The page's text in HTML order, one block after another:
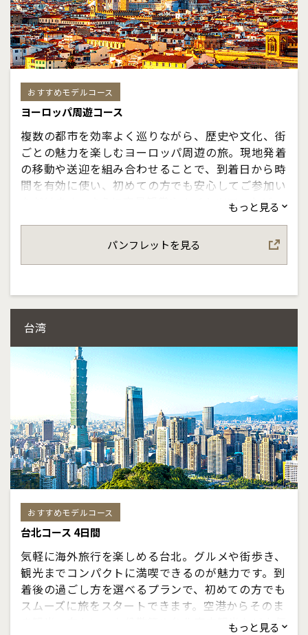
おすすめモデルコース
ヨーロッパ周遊コース
複数の都市を効率よく巡りながら、歴史や文化、街
ごとの魅力を楽しむヨーロッパ周遊の旅。現地発着
の移動や送迎を組み合わせることで、到着日から時
間を有効に使い、初めての方でも安心してご参加い
ただけます。さらに夜景観賞やナイトツアーなど、
お楽しみいただけます。限られた日程でも充実した
滞在が叶う、効率性と満足度を兼ね備えたヨーロッ
もっと見る
パンフレットを見る
台湾
おすすめモデルコース
台北コース 4日間
気軽に海外旅行を楽しめる台北。グルメや街歩き、
観光までコンパクトに満喫できるのが魅力です。到
着後の過ごし方を選べるプランで、初めての方でも
スムーズに旅をスタートできます。空港からそのま
ま観光へ向かい、九份散策や台北市内観光など人気
もっと見る